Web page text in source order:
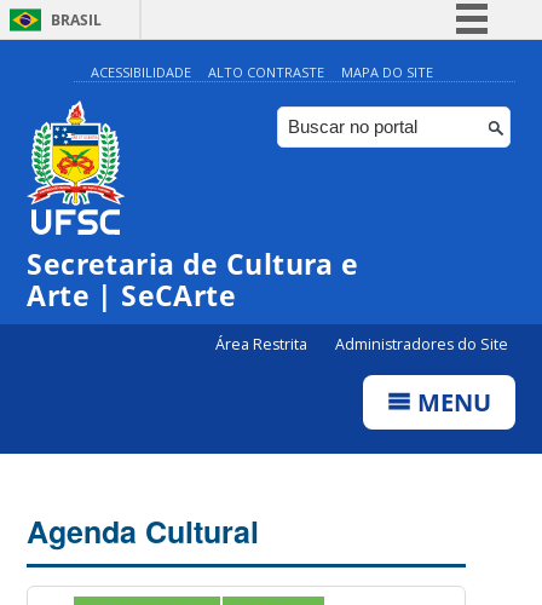
BRASIL
Simplifique!
Comunica BR
Participe
ACESSIBILIDADE ALTO CONTRASTE MAPA DO SITE
Secretaria de Cultura e
Arte | SeCArte
Área Restrita Administradores do Site
MENU
Agenda Cultural
0:00
1:00
5:00